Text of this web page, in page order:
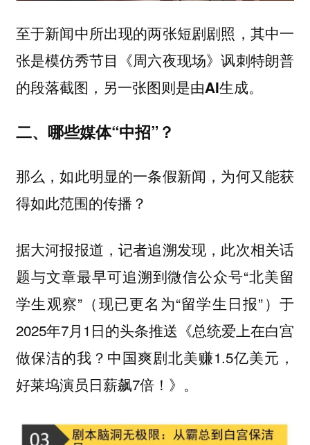
至于新闻中所出现的两张短剧剧照， 其中一
张是模仿秀节目《周六夜现场》讽刺特朗普
的段落截图，另一张图则是由AI生成。
二、哪些媒体“中招”？
那么，如此明显的一条假新闻，为何又能获
得如此范围的传播？
据大河报报道，记者追溯发现，此次相关话
题与文章最早可追溯到微信公众号“北美留
学生观察”（现已更名为“留学生日报”）于
2025年7月1日的头条推送《总统爱上在白宫
做保洁的我？中国爽剧北美赚1.5亿美元，
好莱坞演员日薪飙7倍！》。